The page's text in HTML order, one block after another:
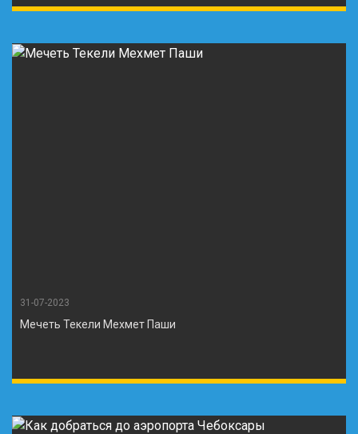
31-07-2023
Мечеть Текели Мехмет Паши